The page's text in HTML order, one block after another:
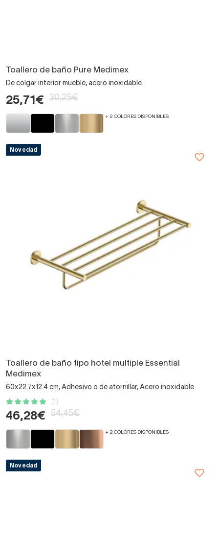
Toallero de baño Pure Medimex
De colgar interior mueble, acero inoxidable
25,71€ 30,25€
+ 2 COLORES DISPONIBLES
Novedad
Toallero de baño tipo hotel multiple Essential
Medimex
60x22.7x12.4 cm, Adhesivo o de atornillar, Acero inoxidable
(1)
46,28€ 54,45€
+ 2 COLORES DISPONIBLES
Novedad